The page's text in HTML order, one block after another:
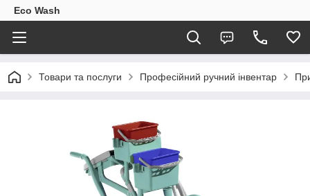
Eco Wash
Товари та послуги Професійний ручний інвентар